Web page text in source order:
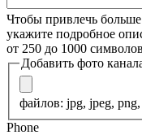
Чтобы привлечь
укажите подробное
от 250 до 1000
Добавить фото
файлов: jpg, jpeg,
Phone